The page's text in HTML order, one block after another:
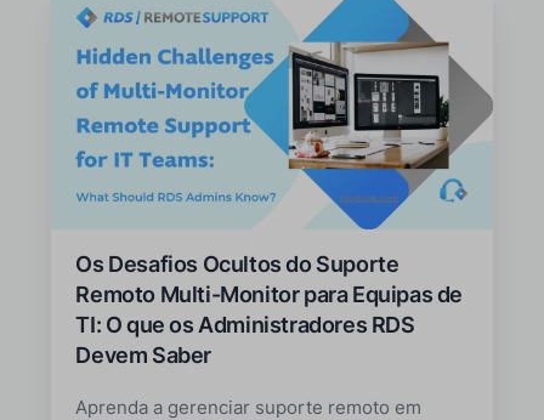
Os Desafios Ocultos do Suporte
Remoto Multi-Monitor para Equipas de
TI: O que os Administradores RDS
Devem Saber
Aprenda a gerenciar suporte remoto em